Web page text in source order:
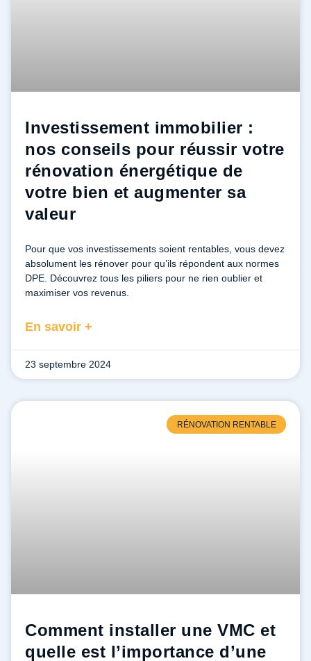
Investissement immobilier :
nos conseils pour réussir votre
rénovation énergétique de
votre bien et augmenter sa
valeur
Pour que vos investissements soient rentables, vous devez
absolument les rénover pour qu’ils répondent aux normes
DPE. Découvrez tous les piliers pour ne rien oublier et
maximiser vos revenus.
En savoir +
23 septembre 2024
RÉNOVATION RENTABLE
Comment installer une VMC et
quelle est l’importance d’une